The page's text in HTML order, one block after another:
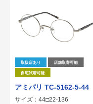
取扱店あり 店舗取寄可能
自宅試着可能
アミパリ TC-5162-5-44
サイズ：44□22-136